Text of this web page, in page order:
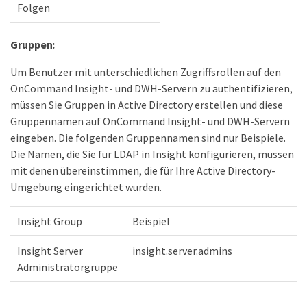
Folgen
Gruppen:
Um Benutzer mit unterschiedlichen Zugriffsrollen auf den
OnCommand Insight- und DWH-Servern zu authentifizieren,
müssen Sie Gruppen in Active Directory erstellen und diese
Gruppennamen auf OnCommand Insight- und DWH-Servern
eingeben. Die folgenden Gruppennamen sind nur Beispiele.
Die Namen, die Sie für LDAP in Insight konfigurieren, müssen
mit denen übereinstimmen, die für Ihre Active Directory-
Umgebung eingerichtet wurden.
Insight Group Beispiel
Insight Server
Administratorgruppe
insight.server.admins